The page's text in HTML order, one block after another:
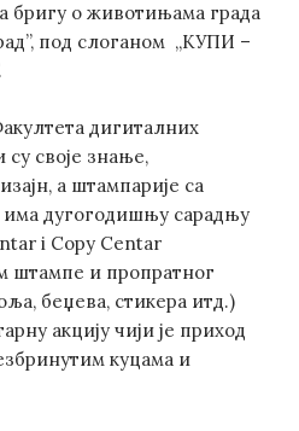
бригу о животињама града
под слоганом „КУПИ –
дигиталних
своје знање,
а штампарије са
дугогодишњу сарадњу
i Copy Centar
штампе и пропратног
беџева, стикера итд.)
акцију чији је приход
куцама и